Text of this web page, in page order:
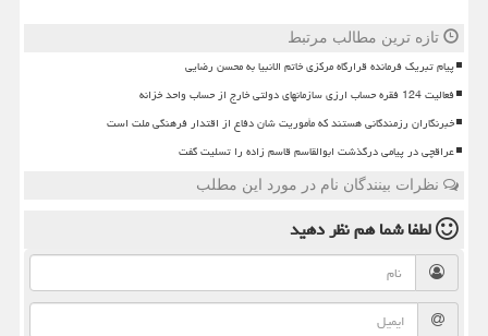
تازه ترین مطالب مرتبط
پیام تبریک فرمانده قرارگاه مرکزی خاتم الانبیا به محسن رضایی
فعالیت 124 فقره حساب ارزی سازمانهای دولتی خارج از حساب واحد خزانه
خبرنگاران رزمندگانی هستند که مأموریت شان دفاع از اقتدار فرهنگی ملت است
عراقچی در پیامی درگذشت ابوالقاسم قاسم زاده را تسلیت گفت
نظرات بینندگان نام در مورد این مطلب
لطفا شما همنظر دهید